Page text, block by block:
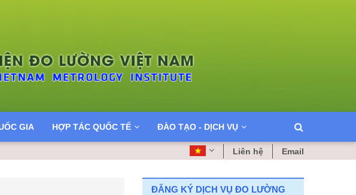
GIA HỢP TÁC QUỐC TẾ ĐÀO TẠO - DỊCH VỤ
Liên hệ Email
ĐĂNG KÝ DỊCH VỤ ĐO LƯỜNG